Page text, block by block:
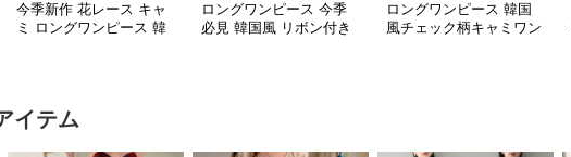
今季新作 花レース キャ
ミ ロングワンピース 韓
ロングワンピース 今季
必見 韓国風 リボン付き
ロングワンピース 韓国
風チェック柄キャミワン
イテム